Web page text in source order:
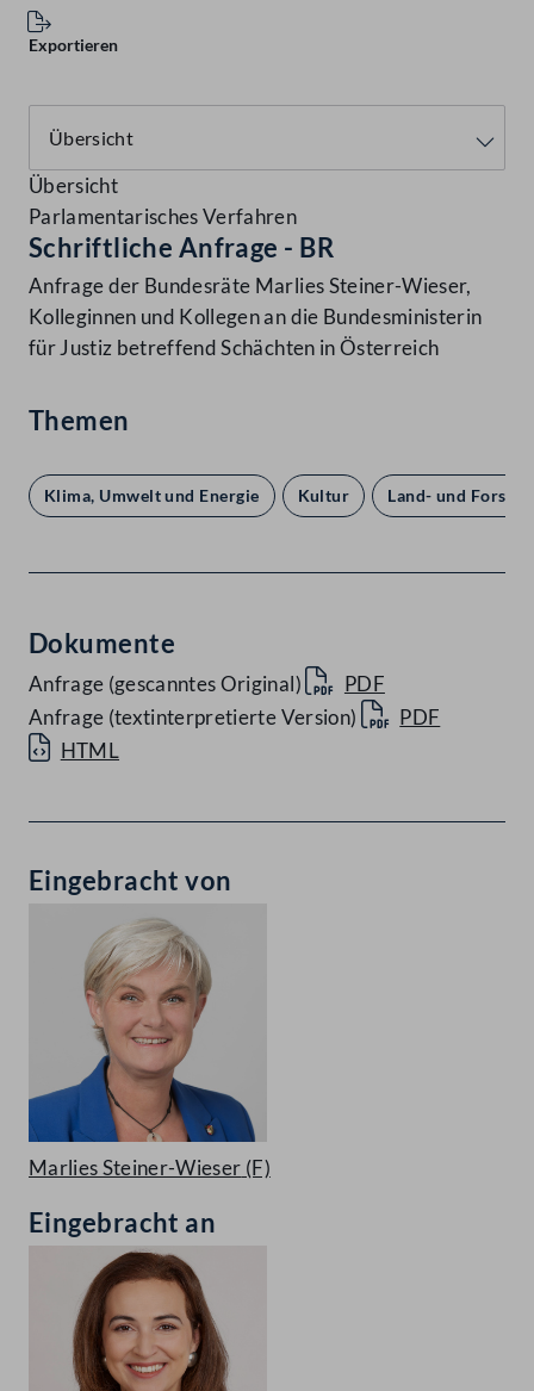
Exportieren
Übersicht
Parlamentarisches Verfahren
Schriftliche Anfrage - BR
Anfrage der Bundesräte Marlies Steiner-Wieser,
Kolleginnen und Kollegen an die Bundesministerin
für Justiz betreffend Schächten in Österreich
Themen
Klima, Umwelt und Energie Kultur Land- und
Dokumente
Anfrage (gescanntes Original)
PDF
Anfrage (textinterpretierte Version)
PDF
HTML
Eingebracht von
Marlies Steiner-Wieser (F)
Eingebracht an